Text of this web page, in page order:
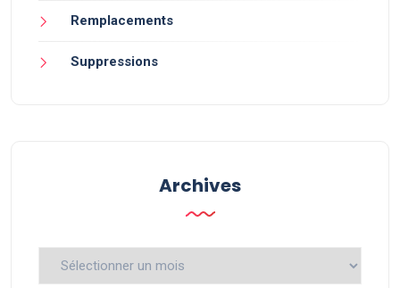
Remplacements
Suppressions
Archives
Archives